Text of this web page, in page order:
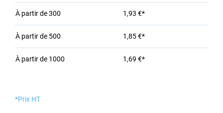
À partir de300 1,93 €*
À partir de 500 1,85 €*
À partir de 1000 1,69 €*
*Prix HT